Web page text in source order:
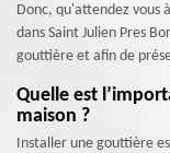
Donc, qu'attendez vous
dans Saint Julien Pres
gouttière et afin de
Quelle est
maison ?
Installer une gouttière